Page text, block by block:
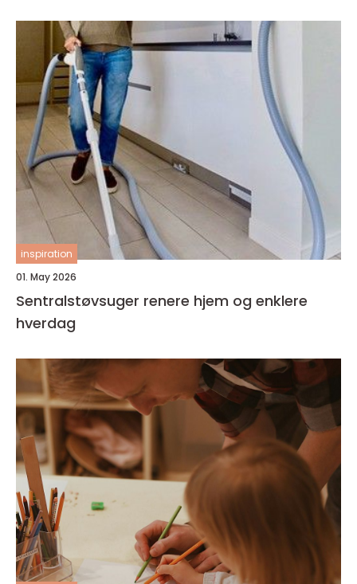
inspiration
01. May 2026
Sentralstøvsuger renere hjem og enklere
hverdag